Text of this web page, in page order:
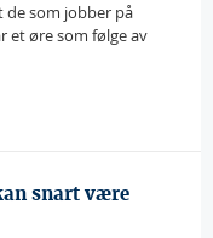
de som jobber på
et øre som følge av
snart være